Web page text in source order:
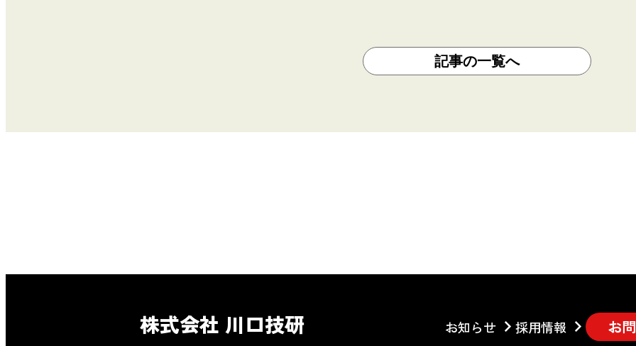
記事の一覧へ
株式会社 川口技研 お知らせ 採用情報 お